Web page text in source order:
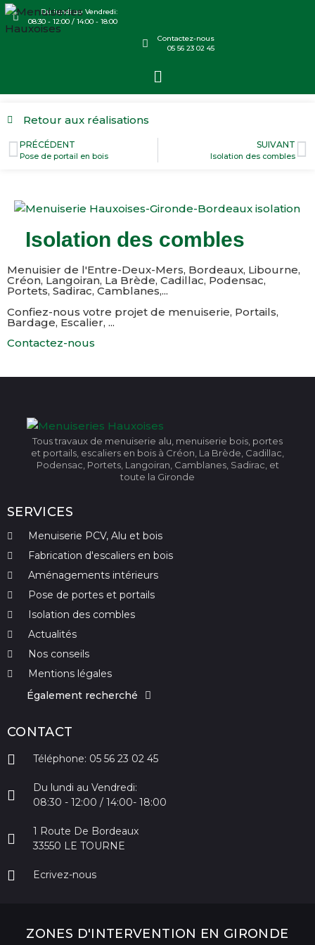
Du lundi au Vendredi:
08:30 - 12:00 / 14:00 - 18:00
Contactez-nous
05 56 23 02 45
Retour aux réalisations
PRÉCÉDENT
Pose de portail en bois
SUIVANT
Isolation des combles
Isolation des combles
Menuisier de l'Entre-Deux-Mers, Bordeaux, Libourne,
Créon, Langoiran, La Brède, Cadillac, Podensac,
Portets, Sadirac, Camblanes,...​
Confiez-nous votre projet de menuiserie, Portails,
Bardage, Escalier, ...
Contactez-nous
Tous travaux de menuiserie alu, menuiserie bois, portes
et portails, escaliers en bois à Créon, La Brède, Cadillac,
Podensac, Portets, Langoiran, Camblanes, Sadirac, et
toute la Gironde
SERVICES
Menuiserie PCV, Alu et bois
Fabrication d'escaliers en bois
Aménagements intérieurs
Pose de portes et portails
Isolation des combles
Actualités
Nos conseils
Mentions légales
Également recherché
CONTACT
Téléphone: 05 56 23 02 45
Du lundi au Vendredi:
08:30 - 12:00 / 14:00- 18:00
1 Route De Bordeaux
33550 LE TOURNE
Ecrivez-nous
ZONES D'INTERVENTION EN GIRONDE